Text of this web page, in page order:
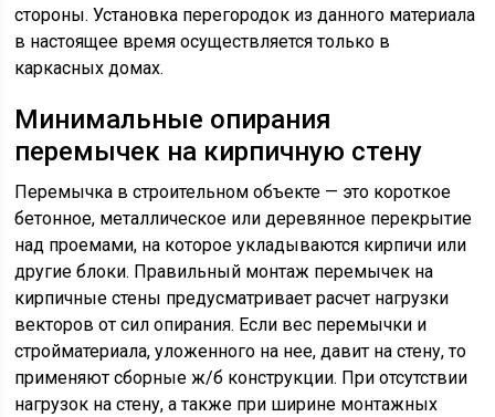
стороны. Установка перегородок из данного материала
в настоящее время осуществляется только в
каркасных домах.
Минимальные опирания
перемычек на кирпичную стену
Перемычка в строительном объекте — это короткое
бетонное, металлическое или деревянное перекрытие
над проемами, на которое укладываются кирпичи или
другие блоки. Правильный монтаж перемычек на
кирпичные стены предусматривает расчет нагрузки
векторов от сил опирания. Если вес перемычки и
стройматериала, уложенного на нее, давит на стену, то
применяют сборные ж/б конструкции. При отсутствии
нагрузок на стену, а также при ширине монтажных